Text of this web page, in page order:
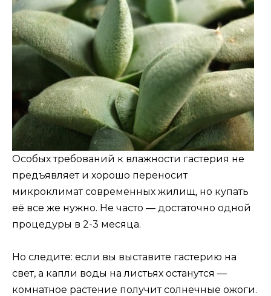
Особых требований к влажности гастерия не
предъявляет и хорошо переносит
микроклимат современных жилищ, но купать
её все же нужно. Не часто — достаточно одной
процедуры в 2-3 месяца.
Но следите: если вы выставите гастерию на
свет, а капли воды на листьях останутся —
комнатное растение получит солнечные ожоги.